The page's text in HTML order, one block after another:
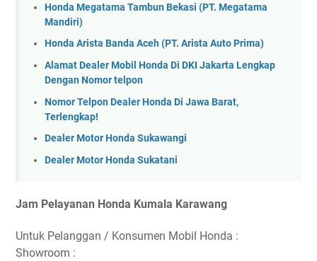
Honda Megatama Tambun Bekasi (PT. Megatama
Mandiri)
Honda Arista Banda Aceh (PT. Arista Auto Prima)
Alamat Dealer Mobil Honda Di DKI Jakarta Lengkap
Dengan Nomor telpon
Nomor Telpon Dealer Honda Di Jawa Barat,
Terlengkap!
Dealer Motor Honda Sukawangi
Dealer Motor Honda Sukatani
Jam Pelayanan Honda Kumala Karawang
Untuk Pelanggan / Konsumen Mobil Honda :
Showroom :